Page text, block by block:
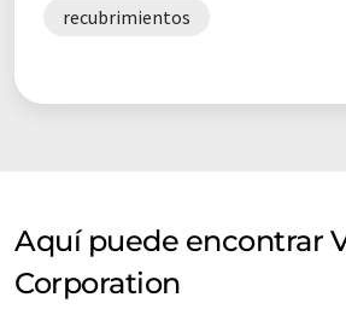
recubrimientos
Aquí puede encontrar
Corporation